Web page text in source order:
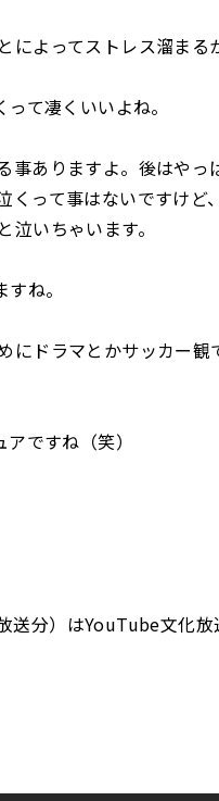
よってストレス溜まる
て凄くいいよね。
ありますよ。後はやっ
くって事はないですけど
いちゃいます。
ね。
ドラマとかサッカー観
ですね（笑）
送分）はYouTube文化